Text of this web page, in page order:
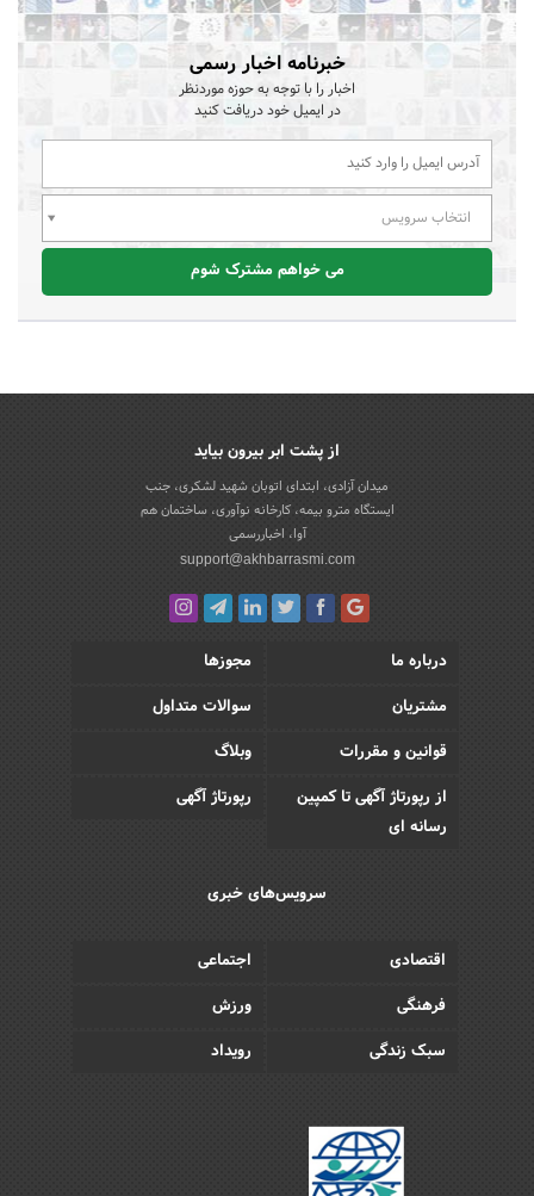
خبرنامه اخبار رسمی
اخبار را با توجه به حوزه موردنظر
در ایمیل خود دریافت کنید
انتخاب سرویس
می خواهم مشترک شوم
از پشت ابر بیرون بیاید
میدان آزادی، ابتدای اتوبان شهید لشکری، جنب
ایستگاه مترو بیمه، کارخانه نوآوری، ساختمان هم
آوا، اخباررسمی
support@akhbarrasmi.com
درباره ما
مجوزها
مشتریان
سوالات متداول
قوانین و مقررات
وبلاگ
از رپورتاژ آگهی تا کمپین
رسانه ای
رپورتاژ آگهی
سرویس‌های خبری
اقتصادی
اجتماعی
فرهنگی
ورزش
سبک زندگی
رویداد